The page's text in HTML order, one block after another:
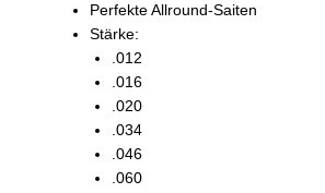
Perfekte Allround-Saiten
Stärke:
.012
.016
.020
.034
.046
.060